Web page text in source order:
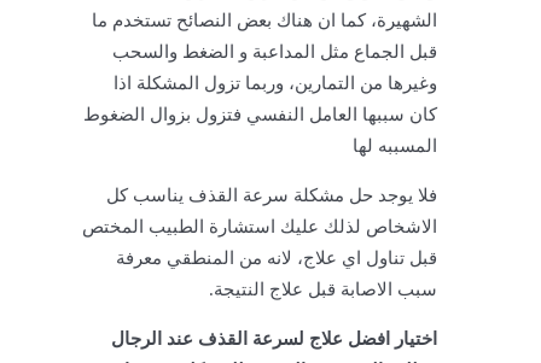
الشهيرة، كما ان هناك بعض النصائح تستخدم ما
قبل الجماع مثل المداعبة و الضغط والسحب
وغيرها من التمارين، وربما تزول المشكلة اذا
كان سببها العامل النفسي فتزول بزوال الضغوط
المسببه لها
فلا يوجد حل مشكلة سرعة القذف يناسب كل
الاشخاص لذلك عليك استشارة الطبيب المختص
قبل تناول اي علاج، لانه من المنطقي معرفة
سبب الاصابة قبل علاج النتيجة.
اختيار افضل علاج لسرعة القذف عند الرجال